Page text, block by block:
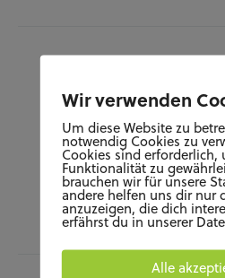
Author
JARA
Wir verwenden
Um diese Website zu
notwendig Cookies zu
Cookies sind erforderlich,
Funktionalität zu
brauchen wir für unsere
andere helfen uns dir nur
anzuzeigen, die dich
erfährst du in unserer
Alle